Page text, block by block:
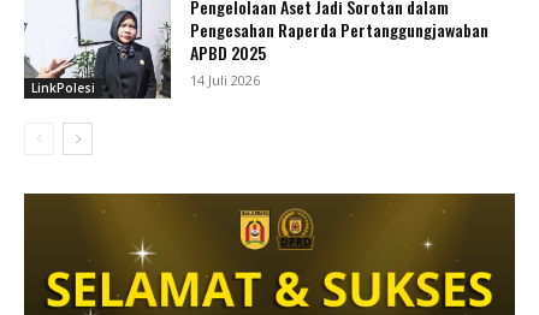
LinkPolesi
Pengelolaan Aset Jadi Sorotan dalam
Pengesahan Raperda Pertanggungjawaban
APBD 2025
14 Juli 2026